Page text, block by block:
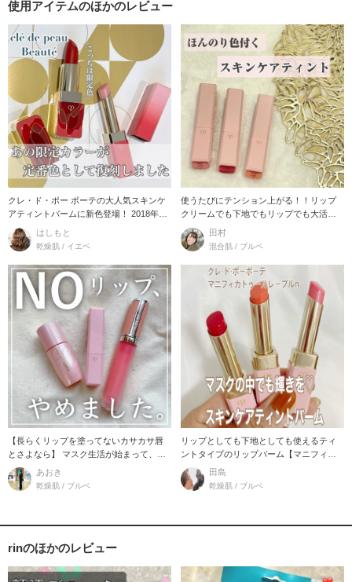
使用アイテムのほかのレビュー
クレ・ド・ポー ボーテの大人気スキンケ
アティントバームに新色登場！ 2018年に
発売
はしもと
乾燥肌 / イエベ
使うたびにテンション上がる！！リップ
クリームでも下地でもリップでも大活躍
◎ 唇の荒れを防
田村
混合肌 / ブルベ
【長らくリップを塗ってないカサカサ唇
とさよなら】 マスク生活が始まって、リ
ップを
あおき
乾燥肌 / ブルベ
リップとしても下地としても使えるティ
ントタイプのリップバーム【マニフィカ
トゥールレーベルn
田島
乾燥肌 / ブルベ
rinのほかのレビュー